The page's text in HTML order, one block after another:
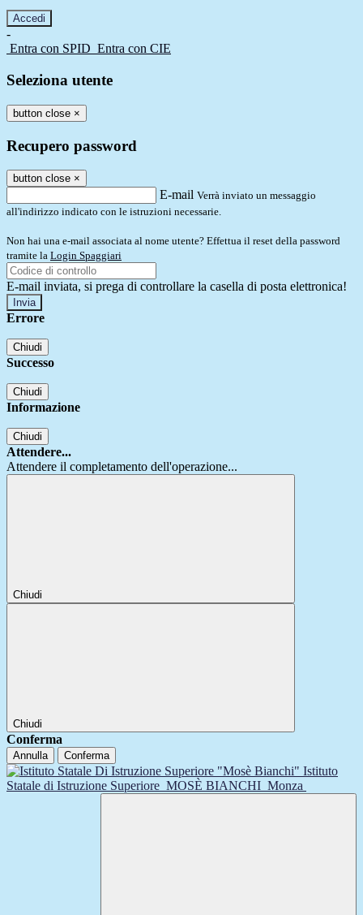
-
Entra con SPID Entra con CIE
Seleziona utente
button close ×
Recupero password
button close ×
E-mail Verrà inviato un messaggio
all'indirizzo indicato con le istruzioni necessarie.
Non hai una e-mail associata al nome utente? Effettua il reset della password
tramite la Login Spaggiari
E-mail inviata, si prega di controllare la casella di posta elettronica!
Errore
Chiudi
Successo
Chiudi
Informazione
Chiudi
Attendere...
Attendere il completamento dell'operazione...
Chiudi
Chiudi
Conferma
Annulla Conferma
Istituto
Statale di Istruzione Superiore MOSÈ BIANCHI Monza